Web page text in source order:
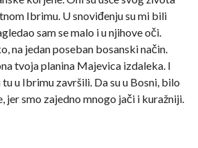
Ibrimu. U snoviđenju su mi bili
sam se malo i u njihove oči.
na jedan poseban bosanski način.
tvoja planina Majevica izdaleka. I
u Ibrimu završili. Da su u Bosni, bilo
jer smo zajedno mnogo jači i kuražniji.